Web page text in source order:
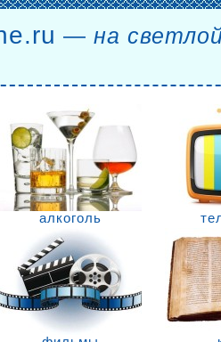
— на
алкоголь